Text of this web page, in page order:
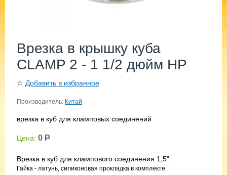
Врезка в крышку куба
CLAMP 2 - 1 1/2 дюйм НР
☆ Добавить в избранное
Производитель: Китай
врезка в куб для кламповых соединений
Цена: 0 Р
Врезка в куб для клампового соединения 1,5".
Гайка - латунь, силиконовая прокладка в комплекте.